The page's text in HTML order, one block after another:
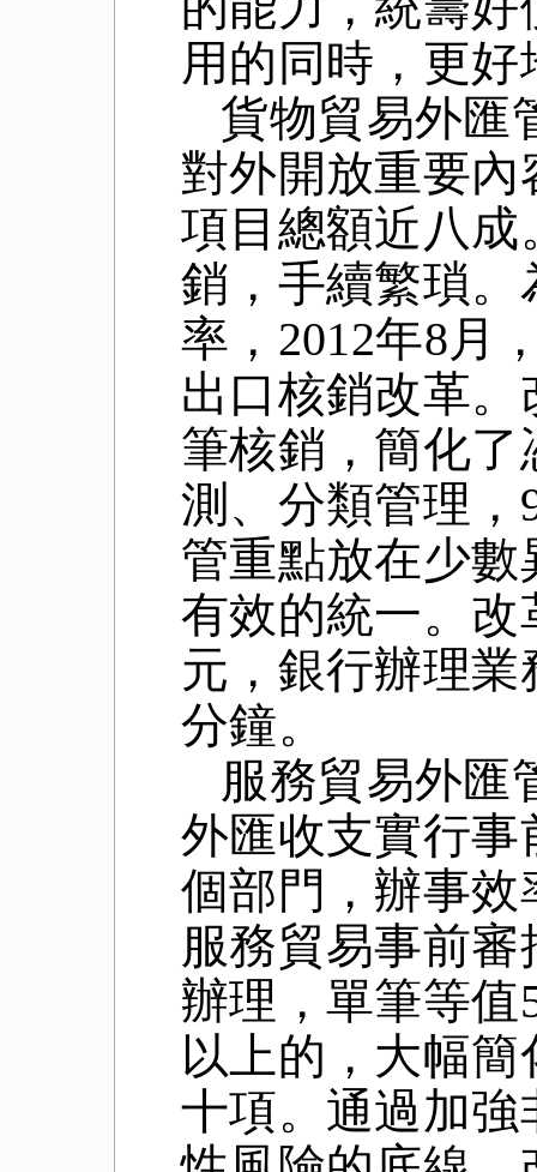
用的同時，更
貨物貿易外匯
對外開放重要
項目總額近八
銷，手續繁瑣
率，2012年8月
出口核銷改革
筆核銷，簡化
測、分類管理，
管重點放在少
有效的統一。
元，銀行辦理
分鐘。
服務貿易外匯
外匯收支實行
個部門，辦事效
服務貿易事前
辦理，單筆等
以上的，大幅
十項。通過加